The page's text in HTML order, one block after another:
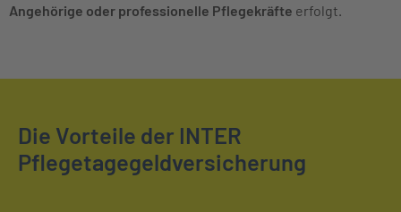
Angehörige oder professionelle Pflegekräfte erfolgt.
Die Vorteile der INTER
Pflegetagegeldversicherung